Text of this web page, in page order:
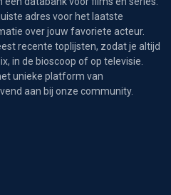
adres voor het laatste
over jouw favoriete acteur.
recente toplijsten, zodat je altijd
in de bioscoop of op televisie.
unieke platform van
aan bij onze community.